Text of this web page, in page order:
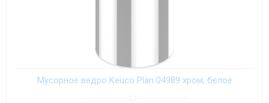
Мусорное ведро Keuco Plan 04989 хром, белое